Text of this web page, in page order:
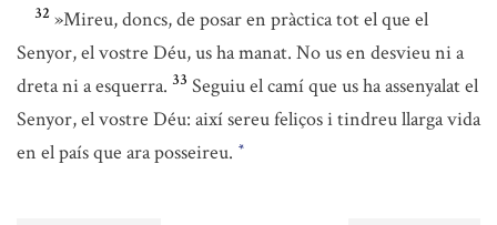
32 »Mireu, doncs, de posar en pràctica tot el que el
Senyor, el vostre Déu, us ha manat. No us en desvieu ni a
dreta ni a esquerra. 33 Seguiu el camí que us ha assenyalat el
Senyor, el vostre Déu: així sereu feliços i tindreu llarga vida
en el país que ara posseireu. *